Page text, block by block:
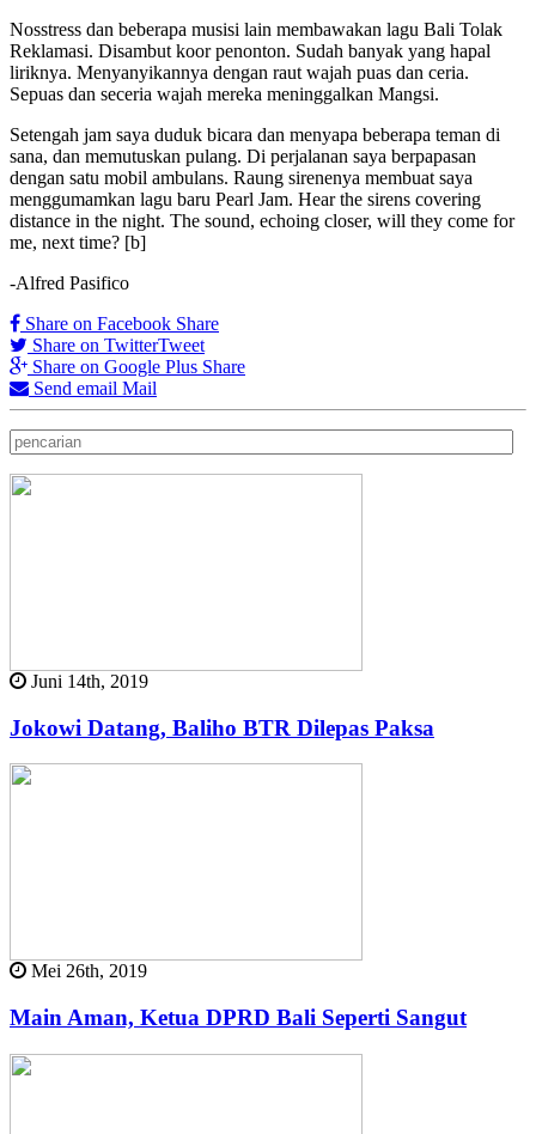
Nosstress dan beberapa musisi lain membawakan lagu Bali Tolak
Reklamasi. Disambut koor penonton. Sudah banyak yang hapal
liriknya. Menyanyikannya dengan raut wajah puas dan ceria.
Sepuas dan seceria wajah mereka meninggalkan Mangsi.
Setengah jam saya duduk bicara dan menyapa beberapa teman di
sana, dan memutuskan pulang. Di perjalanan saya berpapasan
dengan satu mobil ambulans. Raung sirenenya membuat saya
menggumamkan lagu baru Pearl Jam. Hear the sirens covering
distance in the night. The sound, echoing closer, will they come for
me, next time? [b]
-Alfred Pasifico
Share on Facebook Share
Share on TwitterTweet
Share on Google Plus Share
Send email Mail
Juni 14th, 2019
Jokowi Datang, Baliho BTR Dilepas Paksa
Mei 26th, 2019
Main Aman, Ketua DPRD Bali Seperti Sangut